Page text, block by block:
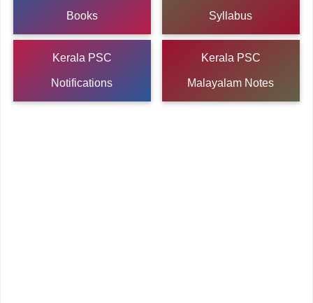
Books Syllabus
Kerala PSC
Notifications
Kerala PSC
Malayalam Notes